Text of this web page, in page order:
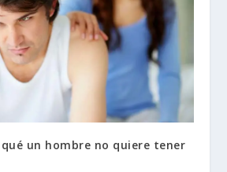
un hombre no quiere tener